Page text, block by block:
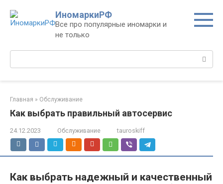
контенту
ИномаркиРФ
Все про популярные иномарки и
не только
Поиск:
Главная » Обслуживание
Как выбрать правильный автосервис
24.12.2023 Обслуживание tauroskiff
Как выбрать надежный и качественный